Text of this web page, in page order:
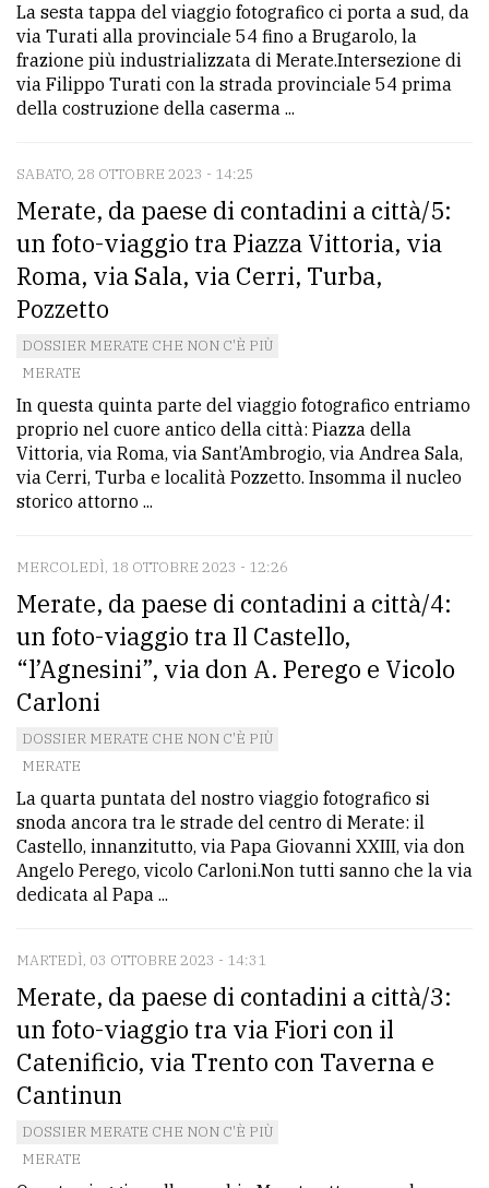
La sesta tappa del viaggio fotografico ci porta a sud, da
via Turati alla provinciale 54 fino a Brugarolo, la
frazione più industrializzata di Merate.Intersezione di
via Filippo Turati con la strada provinciale 54 prima
della costruzione della caserma ...
SABATO, 28 OTTOBRE 2023 - 14:25
Merate, da paese di contadini a città/5:
un foto-viaggio tra Piazza Vittoria, via
Roma, via Sala, via Cerri, Turba,
Pozzetto
DOSSIER MERATE CHE NON C'È PIÙ
MERATE
In questa quinta parte del viaggio fotografico entriamo
proprio nel cuore antico della città: Piazza della
Vittoria, via Roma, via Sant’Ambrogio, via Andrea Sala,
via Cerri, Turba e località Pozzetto. Insomma il nucleo
storico attorno ...
MERCOLEDÌ, 18 OTTOBRE 2023 - 12:26
Merate, da paese di contadini a città/4:
un foto-viaggio tra Il Castello,
“l’Agnesini”, via don A. Perego e Vicolo
Carloni
DOSSIER MERATE CHE NON C'È PIÙ
MERATE
La quarta puntata del nostro viaggio fotografico si
snoda ancora tra le strade del centro di Merate: il
Castello, innanzitutto, via Papa Giovanni XXIII, via don
Angelo Perego, vicolo Carloni.Non tutti sanno che la via
dedicata al Papa ...
MARTEDÌ, 03 OTTOBRE 2023 - 14:31
Merate, da paese di contadini a città/3:
un foto-viaggio tra via Fiori con il
Catenificio, via Trento con Taverna e
Cantinun
DOSSIER MERATE CHE NON C'È PIÙ
MERATE